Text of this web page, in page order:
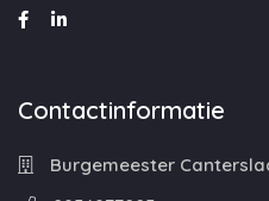
Contactinformatie
Burgemeester